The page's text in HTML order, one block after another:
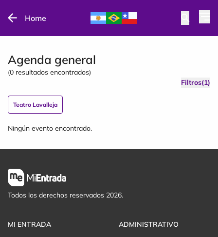
Home
Agenda general
(0 resultados encontrados)
Filtros(1)
Teatro Lavalleja
Ningún evento encontrado.
Todos los derechos reservados 2026.
MI ENTRADA
ADMINISTRATIVO